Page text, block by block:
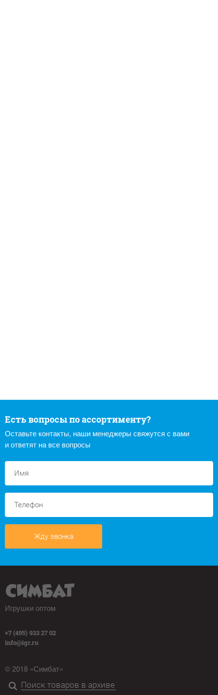
Есть вопросы по ассортименту?
Оставьте контакты, наши менеджеры свяжутся с вами
и ответят на все вопросы
Жду звонка
Игрушки оптом
+7 (495) 933 27 02
info@igr.ru
© 2018 «Симбат»